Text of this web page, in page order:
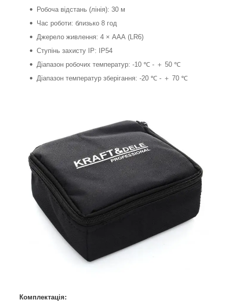
Робоча відстань (лінія): 30 м
Час роботи: близько 8 год
Джерело живлення: 4 × ААА (LR6)
Ступінь захисту IP: IP54
Діапазон робочих температур: -10 ℃ - ＋ 50 ℃
Діапазон температур зберігання: -20 ℃ - ＋ 70 ℃
Комплектація: